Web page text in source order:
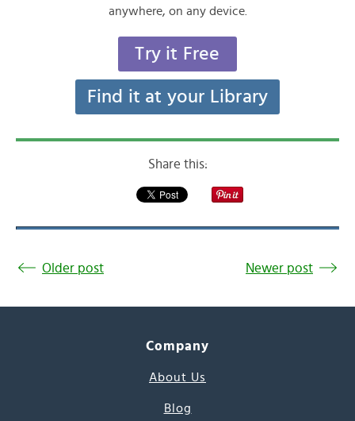
anywhere, on any device.
Try it Free
Find it at your Library
Share this:
Older post Newer post
Company
About Us
Blog